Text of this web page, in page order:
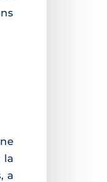
la
a